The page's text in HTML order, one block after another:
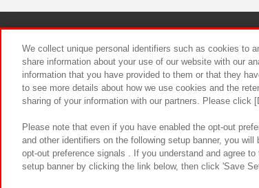
We collect unique personal identifiers such as cookies to
share information about your use of our website with our
information that you have provided to them or that they
to see more details about how we use cookies and the
sharing of your information with our partners. Please click
Please note that even if you have enabled the opt-out
and other identifiers on the following setup banner, you
opt-out preference signals . If you understand and agree
setup banner by clicking the link below, then click 'Save